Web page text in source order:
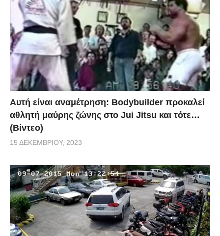
Αυτή είναι αναμέτρηση: Bodybuilder προκαλεί
αθλητή μαύρης ζώνης στο Jui Jitsu και τότε…
(Βίντεο)
15 ΔΕΚΕΜΒΡΊΟΥ, 2023